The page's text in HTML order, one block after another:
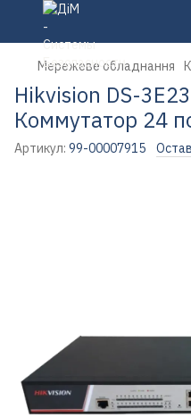
Мережеве обладнання
Hikvision DS-
Коммутатор 24
Артикул: 99-00007915